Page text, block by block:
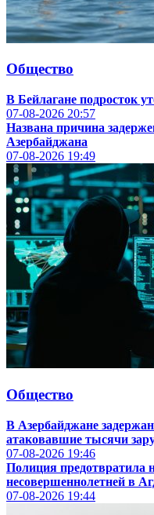
Общество
В Бейлагане подросток
07-08-2026 20:57
Названа причина
Азербайджана
07-08-2026 19:49
Общество
В Азербайджане
атаковавшие тысячи
07-08-2026 19:46
Полиция предотвратила
несовершеннолетней в
07-08-2026 19:44